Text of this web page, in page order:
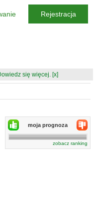
się więcej. [x]
moja prognoza
zobacz ranking
Rejestracja